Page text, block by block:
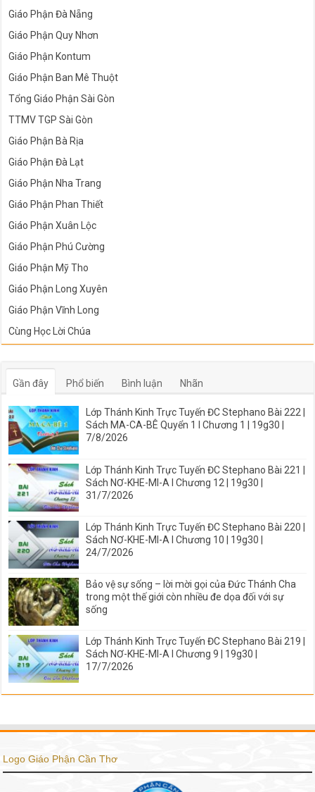
Giáo Phận Đà Nẵng
Giáo Phận Quy Nhơn
Giáo Phận Kontum
Giáo Phận Ban Mê Thuột
Tổng Giáo Phận Sài Gòn
TTMV TGP Sài Gòn
Giáo Phận Bà Rịa
Giáo Phận Đà Lạt
Giáo Phận Nha Trang
Giáo Phận Phan Thiết
Giáo Phận Xuân Lộc
Giáo Phận Phú Cường
Giáo Phận Mỹ Tho
Giáo Phận Long Xuyên
Giáo Phận Vĩnh Long
Cùng Học Lời Chúa
Gần đây Phổ biến Bình luận Nhãn
Lớp Thánh Kinh Trực Tuyến ĐC Stephano Bài 222 |
Sách MA-CA-BÊ Quyển 1 I Chương 1 | 19g30 |
7/8/2026
Lớp Thánh Kinh Trực Tuyến ĐC Stephano Bài 221 |
Sách NƠ-KHE-MI-A I Chương 12 | 19g30 |
31/7/2026
Lớp Thánh Kinh Trực Tuyến ĐC Stephano Bài 220 |
Sách NƠ-KHE-MI-A I Chương 10 | 19g30 |
24/7/2026
Bảo vệ sự sống – lời mời gọi của Đức Thánh Cha
trong một thế giới còn nhiều đe dọa đối với sự
sống
Lớp Thánh Kinh Trực Tuyến ĐC Stephano Bài 219 |
Sách NƠ-KHE-MI-A I Chương 9 | 19g30 |
17/7/2026
Logo Giáo Phận Cần Thơ